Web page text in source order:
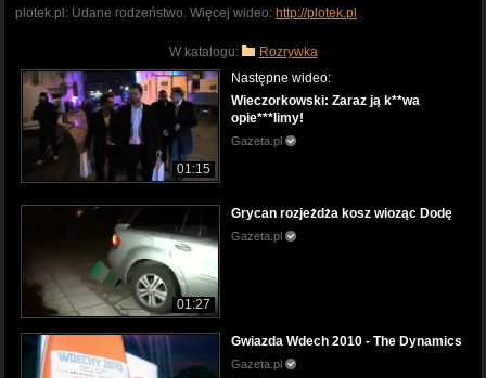
plotek.pl: Udane rodzeństwo. Więcej wideo: http://plotek.pl
W katalogu: Rozrywka
01:15
Następne wideo:
Wieczorkowski: Zaraz ją k**wa
opie***limy!
Gazeta.pl
01:27
Grycan rozjeżdża kosz wioząc Dodę
Gazeta.pl
Gwiazda Wdech 2010 - The Dynamics
Gazeta.pl